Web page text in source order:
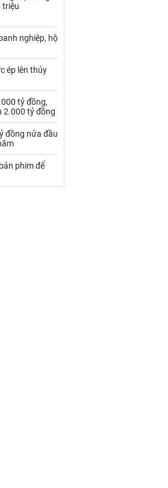
thép
ăn chăn nuôi
dầu
triệu
nghiệp, hộ
ép lên thủy
tỷ đồng,
2.000 tỷ đồng
đồng nửa đầu
phim để